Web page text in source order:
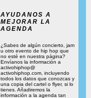
AYUDANOS A
MEJORAR LA
AGENDA
¿Sabes de algún concierto, jam
u otro evento de hip hop que
no esté en nuestra página?
Envíanos la información a
activohiphop@
activohiphop.com, incluyendo
todos los datos que conozcas y
una copia del cartel o flyer, si lo
tienes. Añadiremos la
información a la agenda tan